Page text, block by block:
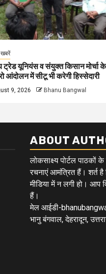
खबरें
ट्रेड यूनियंस व संयुक्त किसान मोर्चा के
आंदोलन में सीटू भी करेगी हिस्सेदारी
9, 2026 Bhanu Bangwal
ABOUT
लोकसाक्ष्य पोर्टल
रचनाएं आमंत्रित हैं। शर्त
मीडिया में न लगी हो। आप
हैं।
मेल आईडी-
भानु बंगवाल, देहरादून,